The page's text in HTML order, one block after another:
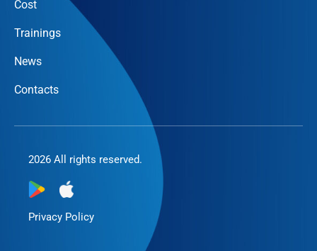
Cost
Trainings
News
Contacts
2026 All rights reserved.
Privacy Policy